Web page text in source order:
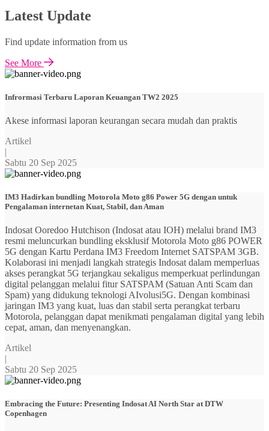
Latest Update
Find update information from us
See More
Infrormasi Terbaru Laporan Keuangan TW2 2025
Akese informasi laporan keurangan secara mudah dan praktis
Artikel
|
Sabtu 20 Sep 2025
IM3 Hadirkan bundling Motorola Moto g86 Power 5G dengan untuk
Pengalaman internetan Kuat, Stabil, dan Aman
Indosat Ooredoo Hutchison (Indosat atau IOH) melalui brand IM3
resmi meluncurkan bundling eksklusif Motorola Moto g86 POWER
5G dengan Kartu Perdana IM3 Freedom Internet SATSPAM 3GB.
Kolaborasi ini menjadi langkah strategis Indosat dalam memperluas
akses perangkat 5G terjangkau sekaligus memperkuat perlindungan
digital pelanggan melalui fitur SATSPAM (Satuan Anti Scam dan
Spam) yang didukung teknologi AIvolusi5G. Dengan kombinasi
jaringan IM3 yang kuat, luas dan stabil serta perangkat terbaru
Motorola, pelanggan dapat menikmati pengalaman digital yang lebih
cepat, aman, dan menyenangkan.
Artikel
|
Sabtu 20 Sep 2025
Embracing the Future: Presenting Indosat AI North Star at DTW
Copenhagen